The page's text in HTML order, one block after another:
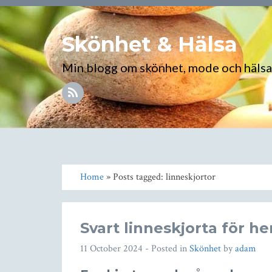
Skönhet & Hälsa
Min blogg om skönhet, mode och hälsa
Home» Posts tagged: linneskjortor
Svart linneskjorta för
11 October 2024 - Posted inSkönhetbyadam